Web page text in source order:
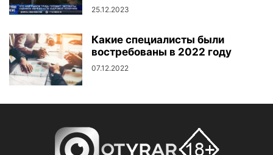
25.12.2023
Какие специалисты были
востребованы в 2022 году
07.12.2022